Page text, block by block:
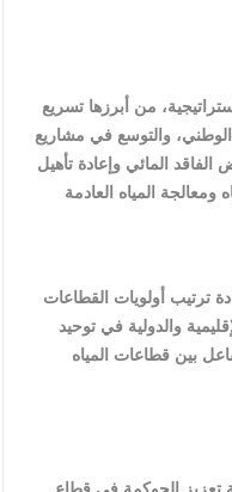
من أبرزها تسريع
الوطني، والتوسع في مشاريع
الفاقد المائي وإعادة تأهيل
ترتيب أولويات القطاعات
والدولية في توحيد
بين قطاعات المياه